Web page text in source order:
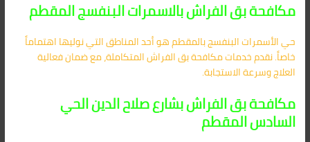
مكافحة بق الفراش بالاسمرات البنفسج المقطم
حي الأسمرات البنفسج بالمقطم هو أحد المناطق التي نوليها اهتماماً
خاصاً. نقدم خدمات مكافحة بق الفراش المتكاملة، مع ضمان فعالية
العلاج وسرعة الاستجابة.
مكافحة بق الفراش بشارع صلاح الدين الحي
السادس المقطم